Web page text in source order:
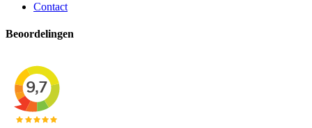
Contact
Beoordelingen